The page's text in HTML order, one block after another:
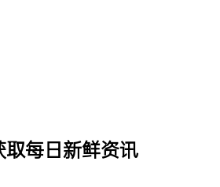
每日新鲜资讯